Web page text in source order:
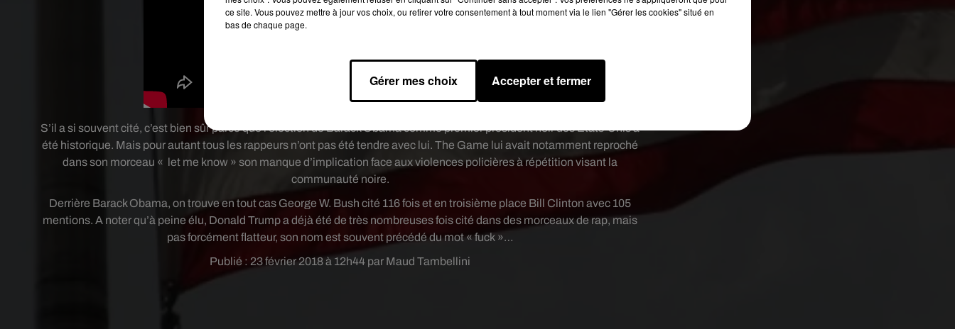
Publié : 23 février 2018 à 12h44 par Maud Tambellini
S’il a si souvent cité, c’est bien sûr parce que l’élection de Barack Obama comme premier président noir des Etats-Unis a
été historique. Mais pour autant tous les rappeurs n’ont pas été tendre avec lui. The Game lui avait notamment reproché
dans son morceau « let me know » son manque d’implication face aux violences policières à répétition visant la
communauté noire.
Derrière Barack Obama, on trouve en tout cas George W. Bush cité 116 fois et en troisième place Bill Clinton avec 105
mentions. A noter qu’à peine élu, Donald Trump a déjà été de très nombreuses fois cité dans des morceaux de rap, mais
pas forcément flatteur, son nom est souvent précédé du mot « fuck »…
ce site. Vous pouvez mettre à jour vos choix, ou retirer votre consentement à tout moment via le lien "Gérer les cookies" situé en
bas de chaque page.
Gérer mes choix Accepter et fermer